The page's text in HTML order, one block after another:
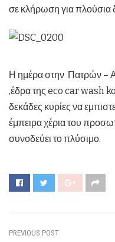
σε κλήρωση για πλούσια
Η ημέρα στην Πατρών –
,έδρα της eco car wash
δεκάδες κυρίες να
έμπειρα χέρια του
συνοδεύει το πλύσιμο.
PREVIOUS POST